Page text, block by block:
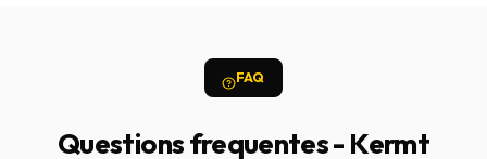
FAQ
Questions frequentes - Kermt